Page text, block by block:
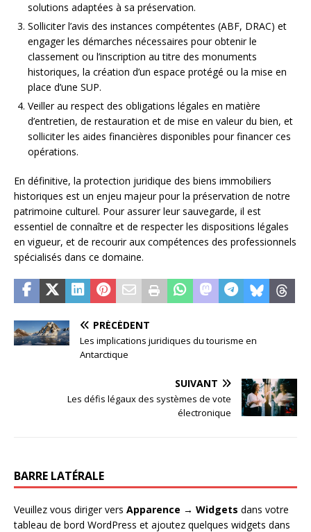
solutions adaptées à sa préservation.
Solliciter l’avis des instances compétentes (ABF, DRAC) et
engager les démarches nécessaires pour obtenir le
classement ou l’inscription au titre des monuments
historiques, la création d’un espace protégé ou la mise en
place d’une SUP.
Veiller au respect des obligations légales en matière
d’entretien, de restauration et de mise en valeur du bien, et
solliciter les aides financières disponibles pour financer ces
opérations.
En définitive, la protection juridique des biens immobiliers
historiques est un enjeu majeur pour la préservation de notre
patrimoine culturel. Pour assurer leur sauvegarde, il est
essentiel de connaître et de respecter les dispositions légales
en vigueur, et de recourir aux compétences des professionnels
spécialisés dans ce domaine.
PRÉCÉDENT
Les implications juridiques du tourisme en
Antarctique
SUIVANT
Les défis légaux des systèmes de vote
électronique
BARRE LATÉRALE
Veuillez vous diriger vers Apparence → Widgets dans votre
tableau de bord WordPress et ajoutez quelques widgets dans